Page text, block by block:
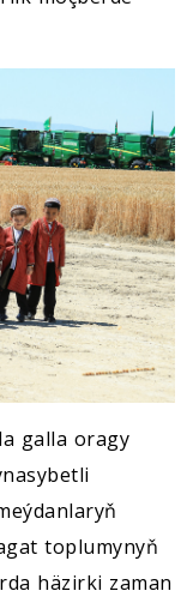
galla oragy
toplumynyň
häzirki zaman